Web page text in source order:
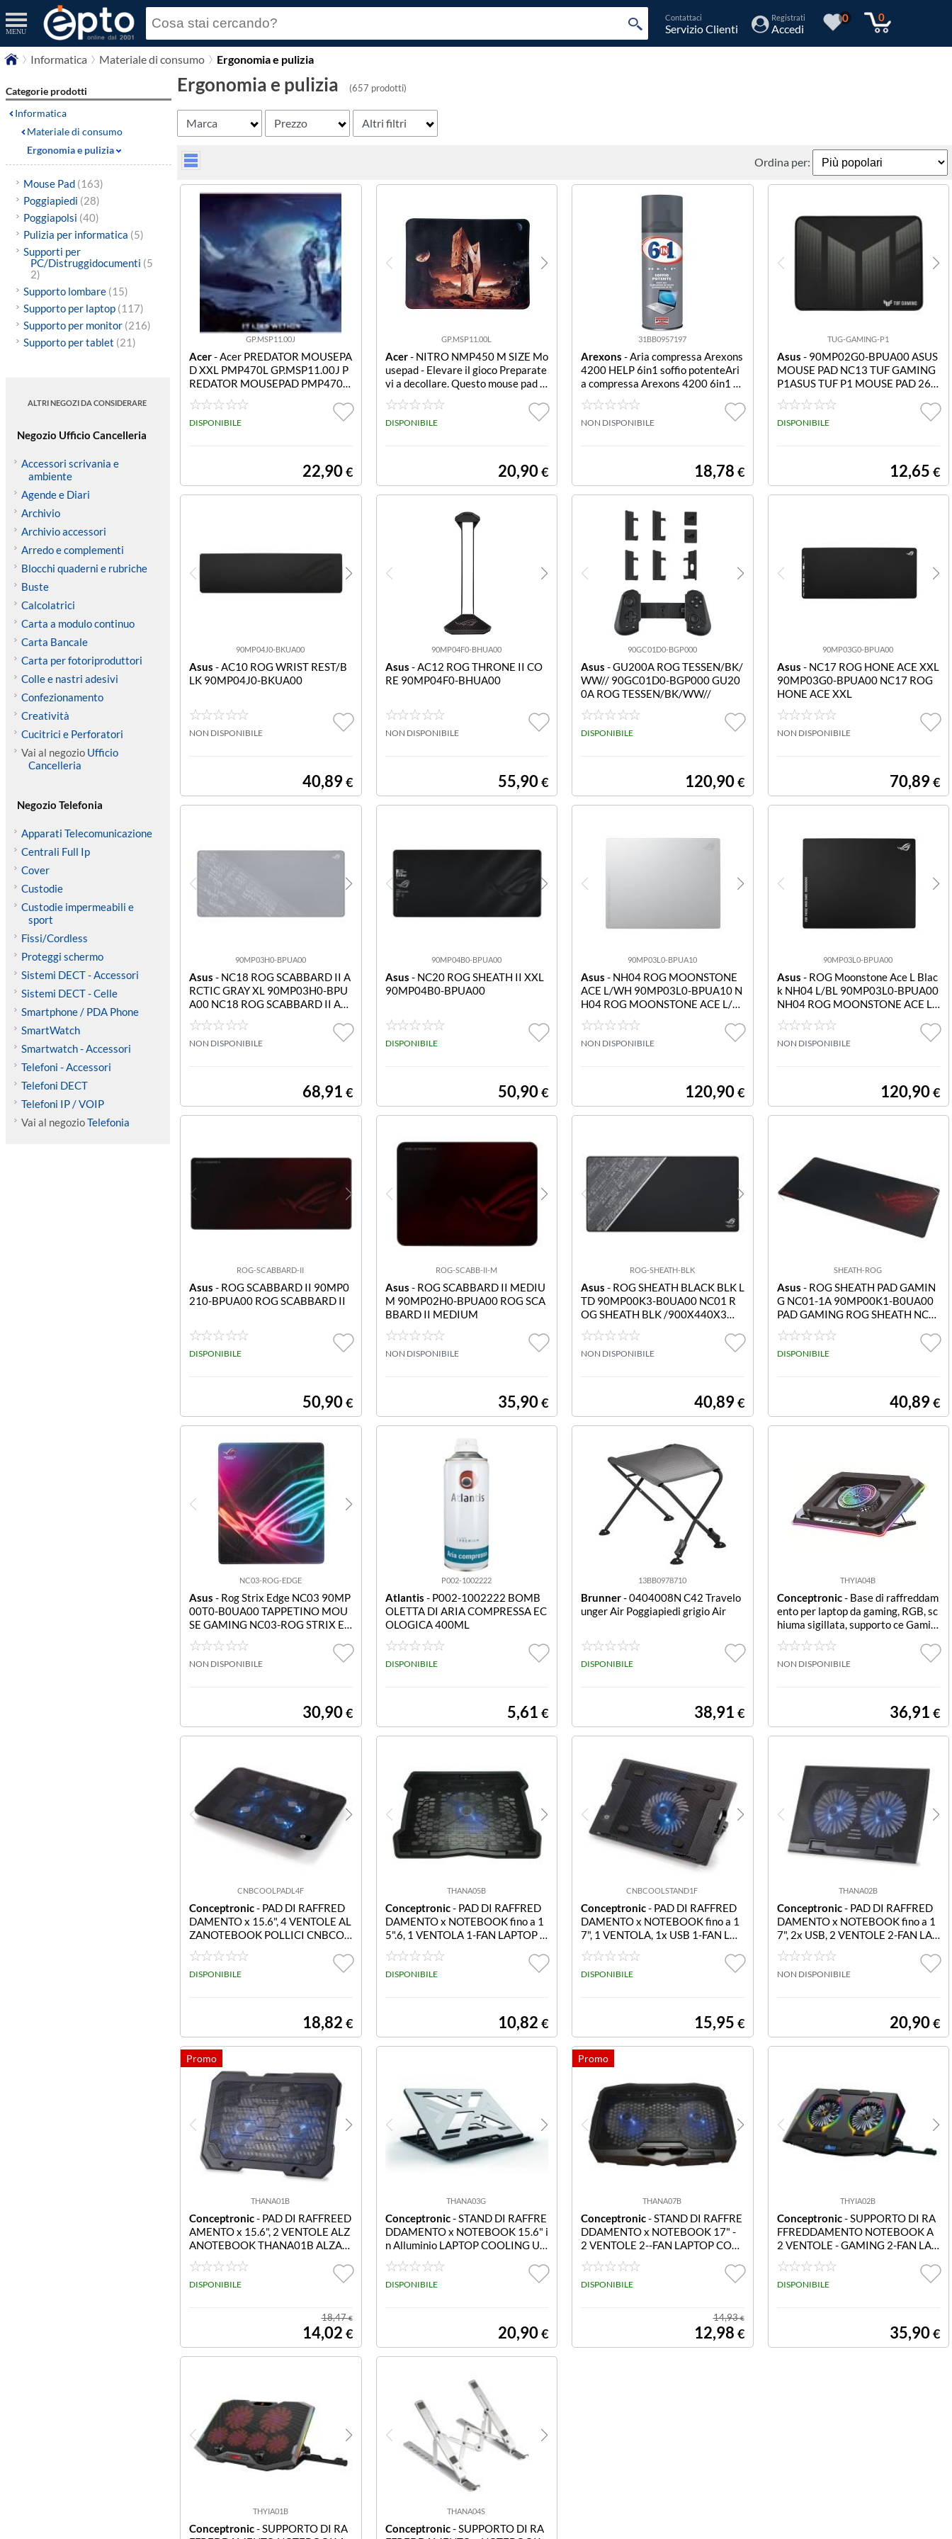
MENU
Contattaci
Servizio Clienti
Registrati
Accedi
0 0
Informatica Materiale di consumo Ergonomia e pulizia
Categorie prodotti
Informatica
Materiale di consumo
Ergonomia e pulizia
Mouse Pad (163)
Poggiapiedi (28)
Poggiapolsi (40)
Pulizia per informatica (5)
Supporti per
PC/Distruggidocumenti (5
2)
Supporto lombare (15)
Supporto per laptop (117)
Supporto per monitor (216)
Supporto per tablet (21)
ALTRI NEGOZI DA CONSIDERARE
Negozio Ufficio Cancelleria
Accessori scrivania e
ambiente
Agende e Diari
Archivio
Archivio accessori
Arredo e complementi
Blocchi quaderni e rubriche
Buste
Calcolatrici
Carta a modulo continuo
Carta Bancale
Carta per fotoriproduttori
Colle e nastri adesivi
Confezionamento
Creatività
Cucitrici e Perforatori
Vai al negozio Ufficio
Cancelleria
Negozio Telefonia
Apparati Telecomunicazione
Centrali Full Ip
Cover
Custodie
Custodie impermeabili e
sport
Fissi/Cordless
Proteggi schermo
Sistemi DECT - Accessori
Sistemi DECT - Celle
Smartphone / PDA Phone
SmartWatch
Smartwatch - Accessori
Telefoni - Accessori
Telefoni DECT
Telefoni IP / VOIP
Vai al negozioTelefonia
Ergonomia e pulizia (657 prodotti)
Marca Prezzo Altri filtri
Ordina per:
GP.MSP11.00J
Acer- Acer PREDATOR MOUSEPA
D XXL PMP470L GP.MSP11.00J P
REDATOR MOUSEPAD PMP470 X
XL SIZE RETAIL PACK
DISPONIBILE
22,90€
GP.MSP11.00L
Acer- NITRO NMP450 M SIZE Mo
usepad - Elevare il gioco Preparate
vi a decollare. Questo mouse pad li
scio e stabile, caratterizzato da mo
tivi grafici esclusivi, è la piattaform
a perfetta per un'esperienza di gioc
DISPONIBILE
20,90€
31BB0957197
Arexons - Aria compressa Arexons
4200 HELP 6in1 soffio potenteAri
a compressa Arexons 4200 6in1 so
ffio potente (conf. da 3 pz.)
NON DISPONIBILE
18,78 €
TUG-GAMING-P1
Asus - 90MP02G0-BPUA00 ASUS
MOUSE PAD NC13 TUF GAMING
P1ASUS TUF P1 MOUSE PAD 260
X360
DISPONIBILE
12,65 €
90MP04J0-BKUA00
Asus - AC10 ROG WRIST REST/B
LK 90MP04J0-BKUA00
NON DISPONIBILE
40,89€
90MP04F0-BHUA00
Asus - AC12 ROG THRONE II CO
RE 90MP04F0-BHUA00
NON DISPONIBILE
55,90€
90GC01D0-BGP000
Asus - GU200A ROG TESSEN/BK/
WW// 90GC01D0-BGP000 GU20
0A ROG TESSEN/BK/WW//
DISPONIBILE
120,90€
90MP03G0-BPUA00
Asus - NC17 ROG HONE ACE XXL
90MP03G0-BPUA00 NC17 ROG
HONE ACE XXL
NON DISPONIBILE
70,89€
90MP03H0-BPUA00
Asus - NC18 ROG SCABBARD II A
RCTIC GRAY XL 90MP03H0-BPU
A00 NC18 ROG SCABBARD II AR
CTIC GRAY XL
NON DISPONIBILE
68,91 €
90MP04B0-BPUA00
Asus - NC20 ROG SHEATH II XXL
90MP04B0-BPUA00
DISPONIBILE
50,90€
90MP03L0-BPUA10
Asus - NH04 ROG MOONSTONE
ACE L/WH 90MP03L0-BPUA10 N
H04 ROG MOONSTONE ACE L/W
HT
NON DISPONIBILE
120,90€
90MP03L0-BPUA00
Asus - ROG Moonstone Ace L Blac
k NH04 L/BL 90MP03L0-BPUA00
NH04 ROG MOONSTONE ACE L/
BLK
NON DISPONIBILE
120,90€
ROG-SCABBARD-II
Asus - ROG SCABBARD II 90MP0
210-BPUA00 ROG SCABBARD II
DISPONIBILE
50,90€
ROG-SCABB-II-M
Asus - ROG SCABBARD II MEDIU
M 90MP02H0-BPUA00 ROG SCA
BBARD II MEDIUM
NON DISPONIBILE
35,90€
ROG-SHEATH-BLK
Asus - ROG SHEATH BLACK BLK L
TD 90MP00K3-B0UA00 NC01 R
OG SHEATH BLK /900X440X3M
M
NON DISPONIBILE
40,89€
SHEATH-ROG
Asus - ROG SHEATH PAD GAMIN
G NC01-1A 90MP00K1-B0UA00
PAD GAMING ROG SHEATH NC0
1-1A
DISPONIBILE
40,89€
NC03-ROG-EDGE
Asus - Rog Strix Edge NC03 90MP
00T0-B0UA00 TAPPETINO MOU
SE GAMING NC03-ROG STRIX ED
GE
NON DISPONIBILE
30,90€
P002-1002222
Atlantis - P002-1002222 BOMB
OLETTA DI ARIA COMPRESSA EC
OLOGICA 400ML
DISPONIBILE
5,61 €
13BB0978710
Brunner- 0404008N C42 Travelo
unger Air Poggiapiedi grigio Air
DISPONIBILE
38,91 €
THYIA04B
Conceptronic- Base di raffreddam
ento per laptop da gaming, RGB, sc
hiuma sigillata, supporto ce Gamin
g Laptop Cooling Pad RGB Sealed F
oam Mobile Holder -- Suitable for l
aptops up to 19 7 adjustable heigh
NON DISPONIBILE
36,91 €
CNBCOOLPADL4F
Conceptronic- PAD DI RAFFRED
DAMENTO x 15.6", 4 VENTOLE AL
ZANOTEBOOK POLLICI CNBCO
OLPADL4F ALZANOTEBOOK 4 V
ENTOLE 15.6 POLLICI
DISPONIBILE
18,82 €
THANA05B
Conceptronic- PAD DI RAFFRED
DAMENTO x NOTEBOOK fino a 1
5".6, 1 VENTOLA 1-FAN LAPTOP C
OOLING -- 1-Fan Laptop Cooling P
ad -- Suitable for laptops up to 15.6
1 ultra-silent 12.5cm fan built in H
DISPONIBILE
10,82 €
CNBCOOLSTAND1F
Conceptronic- PAD DI RAFFRED
DAMENTO x NOTEBOOK fino a 1
7", 1 VENTOLA, 1x USB 1-FAN LAP
TOP COOL 1-Fan Laptop Cooling S
tand -- Suitable for laptops up to 1
7 1 ultra-silent 12.5cm fan built in
DISPONIBILE
15,95 €
THANA02B
Conceptronic- PAD DI RAFFRED
DAMENTO x NOTEBOOK fino a 1
7", 2x USB, 2 VENTOLE 2-FAN LAP
TOP COOL 2-Fan Laptop Cooling P
ad -- Suitable for laptops up to 17 2
ultra-silent 12.5cm fans built in 3-l
NON DISPONIBILE
20,90€
THANA01B
Conceptronic- PAD DI RAFFREED
AMENTO x 15.6", 2 VENTOLE ALZ
ANOTEBOOK THANA01B ALZAN
OTEBOOK 2 VENTOLE
DISPONIBILE
18,47€
14,02 €
THANA03G
Conceptronic- STAND DI RAFFRE
DDAMENTO x NOTEBOOK 15.6" i
n Alluminio LAPTOP COOLING UP
TO 15.5 LAPTOP COOLING STAN
D SUITABLE FOR LAPTOPS UP TO
15.6 7 LEVELS OF ADJUSTABLE H
DISPONIBILE
20,90€
THANA07B
Conceptronic- STAND DI RAFFRE
DDAMENTO x NOTEBOOK 17" -
2 VENTOLE 2--FAN LAPTOP COO
LING THANA07 2--FAN LAPTOP C
OOLING STAND
DISPONIBILE
14,93€
12,98 €
THYIA02B
Conceptronic- SUPPORTO DI RA
FFREDDAMENTO NOTEBOOK A
2 VENTOLE - GAMING 2-FAN LAP
TOP COOLING ST 2-FAN GAMIN
G LAPTOP COOLING STAND
DISPONIBILE
35,90€
THYIA01B
Conceptronic- SUPPORTO DI RA
THANA04S
Conceptronic- SUPPORTO DI RA